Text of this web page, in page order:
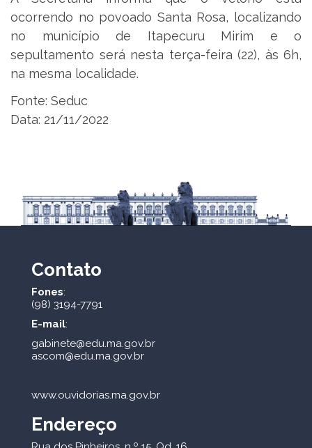
ocorrendo no povoado Santa Rosa, localizando
no município de Itapecuru Mirim e o
sepultamento será nesta terça-feira (22), às 6h,
na mesma localidade.
Fonte: Seduc
Data: 21/11/2022
Contato
Fones:
(98) 3194-7791
E-mail:
gabinete@edu.ma.gov.br
ascom@edu.ma.gov.br
www.ouvidorias.ma.gov.br
Endereço